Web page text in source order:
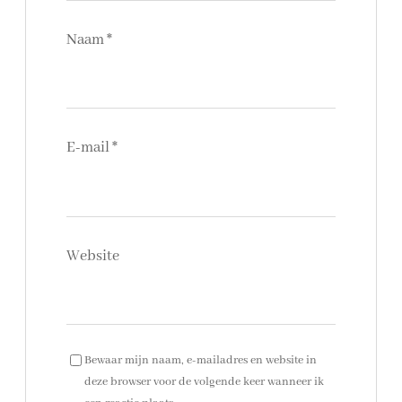
Naam*
E-mail*
Website
Bewaar mijn naam, e-mailadres en website in
deze browser voor de volgende keer wanneer ik